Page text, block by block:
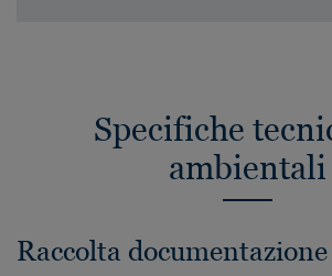
Specifiche
ambientali
Raccolta